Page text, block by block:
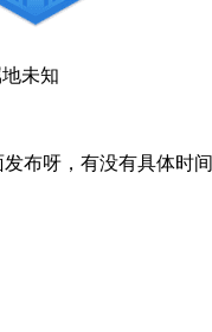
未知
布呀，有没有具体时间